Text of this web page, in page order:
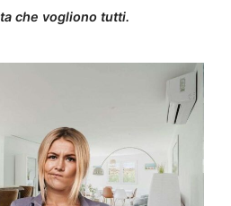
che vogliono tutti.